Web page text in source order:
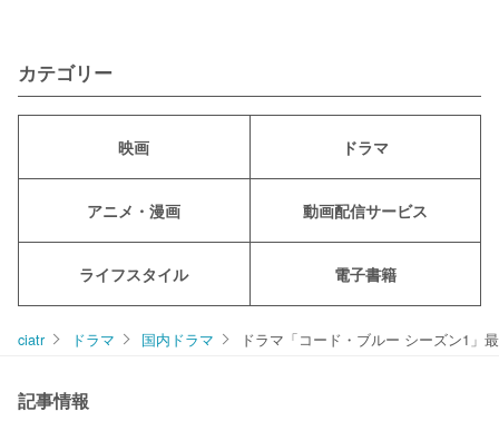
カテゴリー
映画 ドラマ
アニメ・漫画 動画配信サービス
ライフスタイル 電子書籍
ciatr ドラマ 国内ドラマ ドラマ「コード・ブルー シーズン1」
記事情報